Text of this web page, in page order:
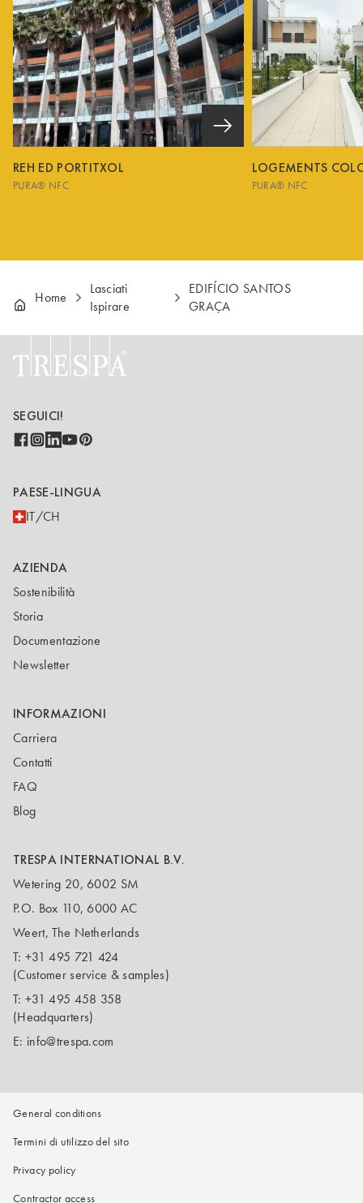
REH ED PORTITXOL
PURA® NFC
LOGEMENTS
PURA® NFC
Home
Lasciati
Ispirare
EDIFÍCIO SANTOS
GRAÇA
SEGUICI!
PAESE-LINGUA
IT/CH
AZIENDA
Sostenibilità
Storia
Documentazione
Newsletter
INFORMAZIONI
Carriera
Contatti
FAQ
Blog
TRESPA INTERNATIONAL B.V.
Wetering 20, 6002 SM
P.O. Box 110, 6000 AC
Weert, The Netherlands
T: +31 495 721 424
(Customer service & samples)
T: +31 495 458 358
(Headquarters)
E: info@trespa.com
General conditions
Termini di utilizzo del sito
Privacy policy
Contractor access